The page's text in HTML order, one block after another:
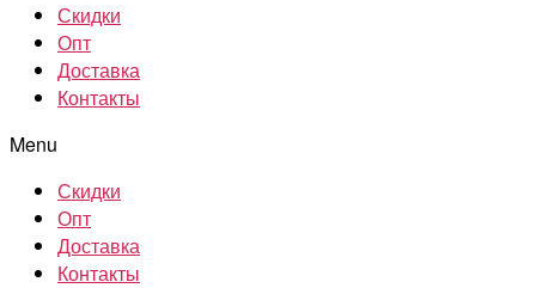
Скидки
Опт
Доставка
Контакты
Menu
Скидки
Опт
Доставка
Контакты